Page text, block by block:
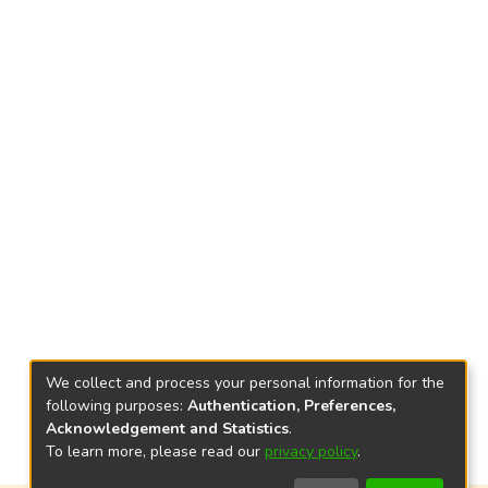
We collect and process your personal information for the
following purposes: Authentication, Preferences,
Acknowledgement and Statistics.
To learn more, please read our privacy policy.